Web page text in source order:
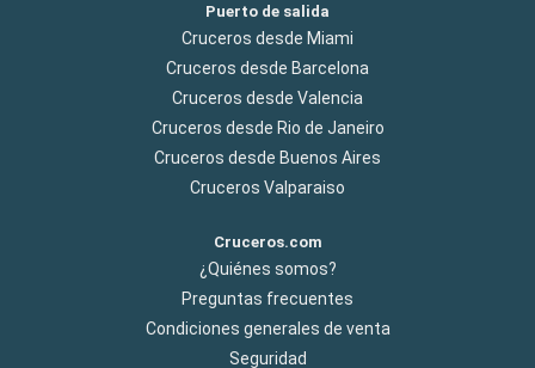
Puerto de salida
Cruceros desde Miami
Cruceros desde Barcelona
Cruceros desde Valencia
Cruceros desde Rio de Janeiro
Cruceros desde Buenos Aires
Cruceros Valparaiso
Cruceros.com
¿Quiénes somos?
Preguntas frecuentes
Condiciones generales de venta
Seguridad